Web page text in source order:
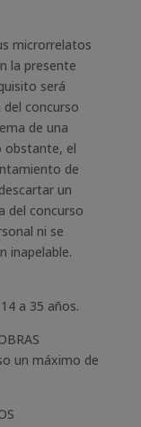
microrrelatos
la presente
será
concurso
de una
obstante, el
de
un
del concurso
ni se
inapelable.
a 35 años.
un máximo de